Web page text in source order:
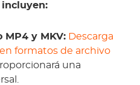
incluyen:
MP4 y MKV: Descarga
formatos de archivo
una